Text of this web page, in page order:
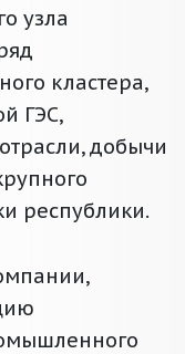
узла
кластера,
ГЭС,
добычи
республики.